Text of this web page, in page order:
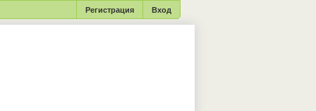
Вход
Регистрация